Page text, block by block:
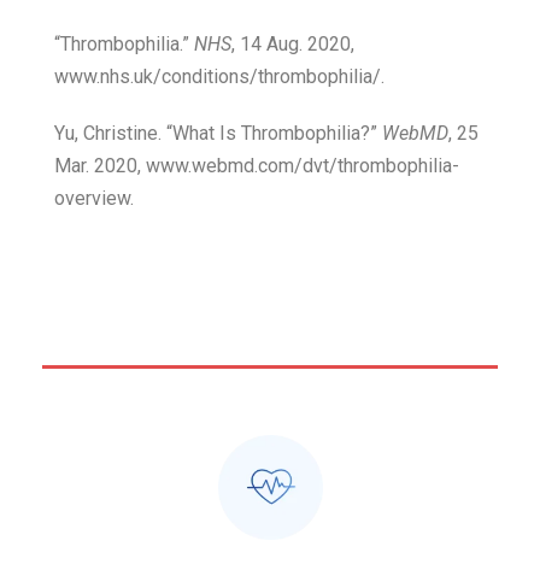
“Thrombophilia.” NHS, 14 Aug. 2020,
www.nhs.uk/conditions/thrombophilia/.
Yu, Christine. “What Is Thrombophilia?” WebMD, 25
Mar. 2020, www.webmd.com/dvt/thrombophilia-
overview.